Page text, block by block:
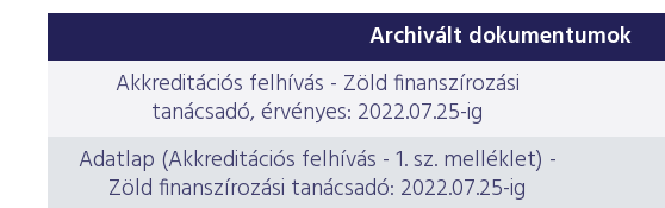
Archivált dokumentumok
Akkreditációs felhívás - Zöld finanszírozási
tanácsadó, érvényes: 2022.07.25-ig
Adatlap (Akkreditációs felhívás - 1. sz. melléklet) -
Zöld finanszírozási tanácsadó: 2022.07.25-ig